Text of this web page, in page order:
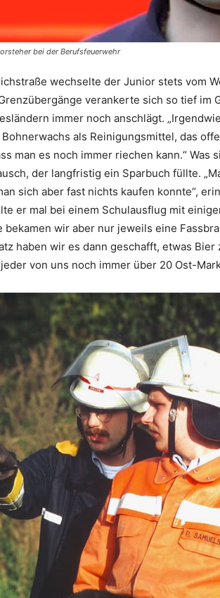
bei der Berufsfeuerwehr
wechselte der Junior stets vom
verankerte sich so tief im
immer noch anschlägt.
Bohnerwachs als Reinigungsmittel, das
man es noch immer riechen kann.“ Was
der langfristig ein Sparbuch füllte.
sich aber fast nichts kaufen konnte“,
er mal bei einem Schulausflug mit
bekamen wir aber nur jeweils eine
haben wir es dann geschafft, etwas
von uns noch immer über 20 Ost-